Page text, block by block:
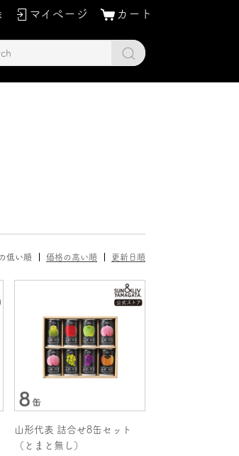
マイページ カート
低い順 価格の高い順 更新日順
山形代表 詰合せ8缶セット
（とまと無し）